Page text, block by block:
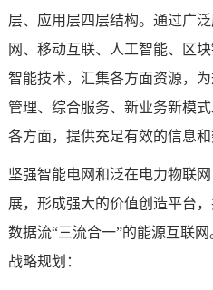
层、 应用层四层结构。通过广
网、移动互联、人工智能、区块
智能技术，汇集各方面资源，
管理、综合服务、新业务新模
各方面，提供充足有效的信息和
坚强智能电网和泛在电力物联
展，形成强大的价值创造平台
数据流“三流合一”的能源互联
战略规划：